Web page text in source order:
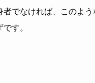
者でなければ、このよ
す。